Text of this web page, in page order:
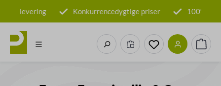
Gå til hovedindholdKonkurrencedygtige priser 100% fremstillet
Du har 0